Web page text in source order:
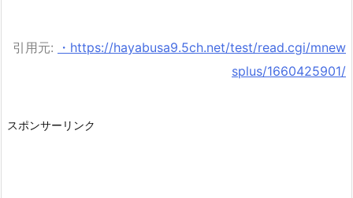
引用元:
・https://hayabusa9.5ch.net/test/read.cgi/mnew
splus/1660425901/
スポンサーリンク